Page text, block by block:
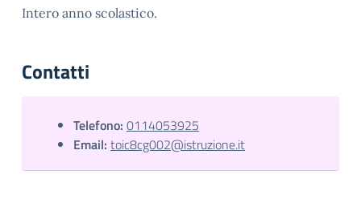
Intero anno scolastico.
Contatti
Telefono: 0114053925
Email: toic8cg002@istruzione.it